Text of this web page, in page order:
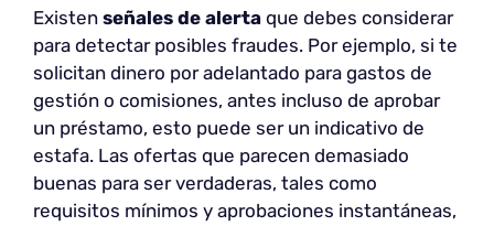
Existen señales de alerta que debes considerar
para detectar posibles fraudes. Por ejemplo, si te
solicitan dinero por adelantado para gastos de
gestión o comisiones, antes incluso de aprobar
un préstamo, esto puede ser un indicativo de
estafa. Las ofertas que parecen demasiado
buenas para ser verdaderas, tales como
requisitos mínimos y aprobaciones instantáneas,